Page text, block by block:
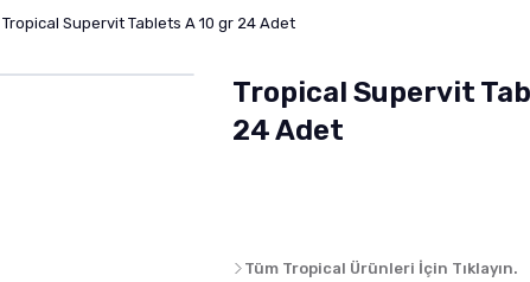
Tropical Supervit Tablets A 10 gr 24 Adet
Tropical Supervit
24 Adet
Tüm Tropical Ürünleri İçin Tıklayın.